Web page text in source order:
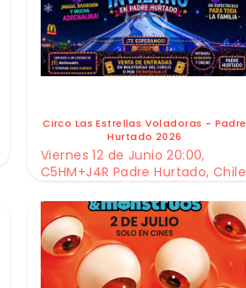
Circo Las Estrellas Voladoras - Padre
Hurtado 2026
Viernes 12 de Junio 20:00,
C5HM+J4R Padre Hurtado, Chile